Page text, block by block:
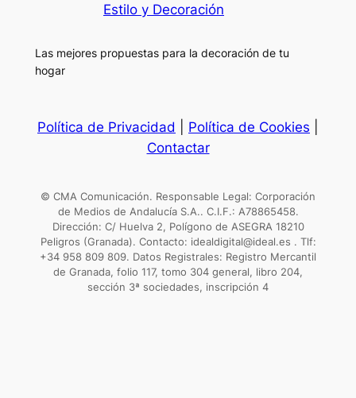
Estilo y Decoración
Las mejores propuestas para la decoración de tu
hogar
Política de Privacidad Política de Cookies
Contactar
© CMA Comunicación. Responsable Legal: Corporación
de Medios de Andalucía S.A.. C.I.F.: A78865458.
Dirección: C/ Huelva 2, Polígono de ASEGRA 18210
Peligros (Granada). Contacto: idealdigital@ideal.es . Tlf:
+34 958 809 809. Datos Registrales: Registro Mercantil
de Granada, folio 117, tomo 304 general, libro 204,
sección 3ª sociedades, inscripción 4